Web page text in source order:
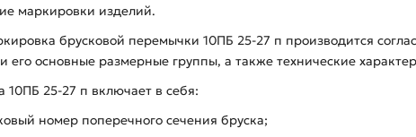
маркировки изделий.
брусковой перемычки 10ПБ 25-27 п производится
его основные размерные группы, а также технические
10ПБ 25-27 п включает в себя:
номер поперечного сечения бруска;